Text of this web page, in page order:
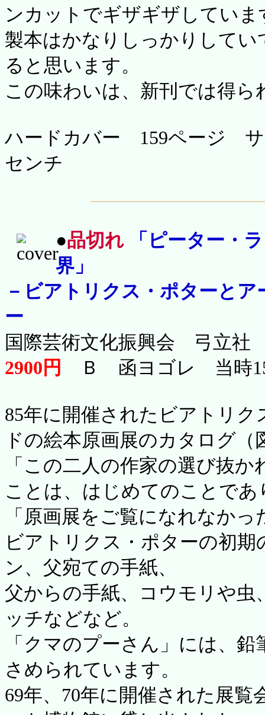
ンカットでギザギザしていま
製本はかなりしっかりして
ると思います。
この味わいは、新刊では得ら
ハードカバー 159ページ
センチ
●品切れ
「ピーター・
界」
－ビアトリクス・ポターと
ー
国際芸術文化振興会 弓立社
2900円
Ｂ 函ヨゴレ 当時
85年に開催されたビアトリ
ドの絵本原画展のカタログ（
「この二人の作家の選び抜
ことは、はじめてのことで
「原画展をご覧になれなか
ビアトリクス・ポターの初
ン、父宛ての手紙、
父からの手紙、コウモリや
ッチなどなど。
「クマのプーさん」には、
さめられています。
69年、70年に開催された展